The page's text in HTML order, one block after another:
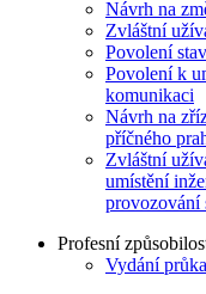
Návrh na
Zvláštní
Povolení
Povolení k
komunikaci
Návrh na
příčného
Zvláštní
umístění
provozování
Profesní
Vydání